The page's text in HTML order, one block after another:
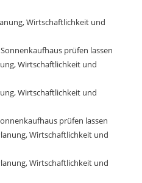
Wirtschaftlichkeit und
prüfen lassen
Wirtschaftlichkeit und
Wirtschaftlichkeit und
prüfen lassen
Wirtschaftlichkeit und
Wirtschaftlichkeit und